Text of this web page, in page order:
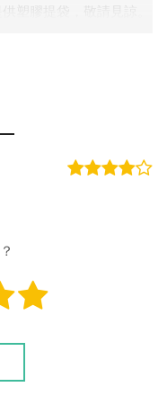
告為準，恕不另行通
入場，每房限加2人。
塑膠提袋，敬請見諒。
，以現場（公告）收費